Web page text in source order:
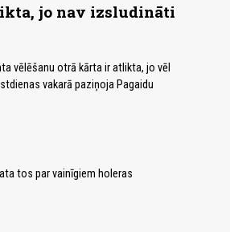
jo nav izsludināti
vēlēšanu otrā kārta ir atlikta, jo vēl
vakarā paziņoja Pagaidu
tos par vainīgiem holeras